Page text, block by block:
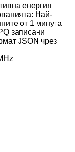
енергия
Най-
от 1 минута
записани
JSON чрез